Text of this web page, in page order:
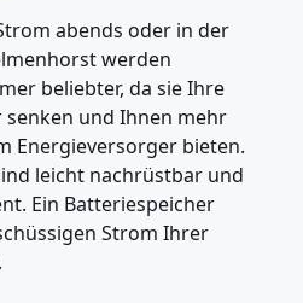
abends oder in der
werden
beliebter, da sie Ihre
und Ihnen mehr
Energieversorger bieten.
leicht nachrüstbar und
Ein Batteriespeicher
Strom Ihrer